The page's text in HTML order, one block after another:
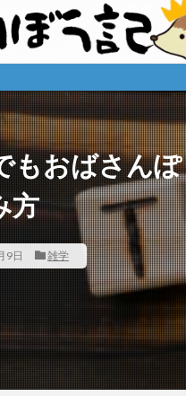
もおばさん
方
9日 雑学